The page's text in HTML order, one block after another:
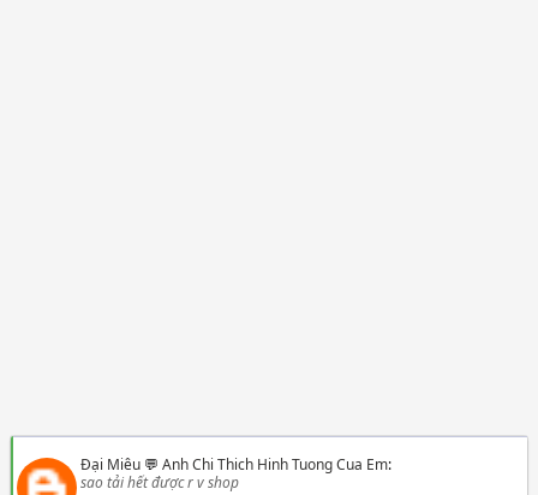
Đại Miêu💬 Anh Chi Thich Hinh Tuong Cua Em:
sao tải hết được r v shop